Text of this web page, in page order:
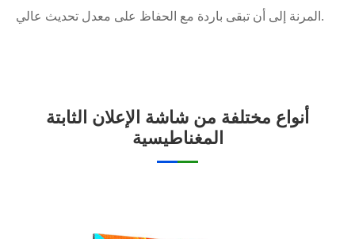
المرنة إلى أن تبقى باردة مع الحفاظ على معدل تحديث عالي.
أنواع مختلفة من شاشة الإعلان الثابتة
المغناطيسية